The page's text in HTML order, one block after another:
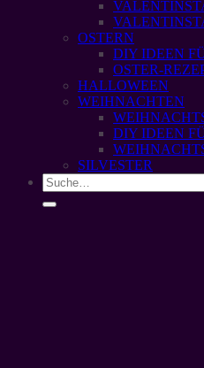
OSTERN
DIY IDEEN
OSTER-
HALLOWEEN
WEIHNACHTEN
DIY IDEEN
SILVESTER